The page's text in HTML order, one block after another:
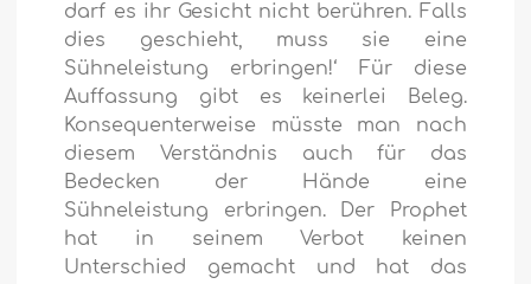
darf es ihr Gesicht nicht berühren. Falls
dies geschieht, muss sie eine
Sühneleistung erbringen!‘ Für diese
Auffassung gibt es keinerlei Beleg.
Konsequenterweise müsste man nach
diesem Verständnis auch für das
Bedecken der Hände eine
Sühneleistung erbringen. Der Prophet
hat in seinem Verbot keinen
Unterschied gemacht und hat das